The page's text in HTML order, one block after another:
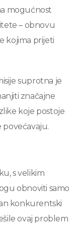
mogućnost
– obnovu
kojima prijeti
suprotna je
značajne
koje postoje
povećavaju.
s velikim
obnoviti samo
konkurentski
ovaj problem